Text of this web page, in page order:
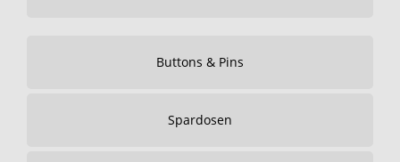
Buttons & Pins
Spardosen